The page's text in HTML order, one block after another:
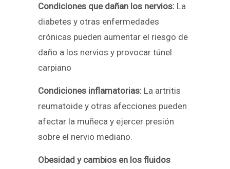
Condiciones que dañan los nervios: La
diabetes y otras enfermedades
crónicas pueden aumentar el riesgo de
daño a los nervios y provocar túnel
carpiano
Condiciones inflamatorias: La artritis
reumatoide y otras afecciones pueden
afectar la muñeca y ejercer presión
sobre el nervio mediano.
Obesidad y cambios en los fluidos